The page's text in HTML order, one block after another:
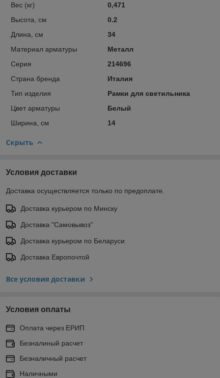
Вес (кг)
0,471
Высота, см
0.2
Длина, см
34
Материал арматуры
Металл
Серия
214696
Страна бренда
Италия
Тип изделия
Рамки для светильника
Цвет арматуры
Белый
Ширина, см
14
Скрыть
Условия доставки
Доставка осуществляется только по предоплате.
Доставка курьером по Минску
Доставка "Самовывоз"
Доставка курьером по Беларуси
Доставка Европочтой
Все условия доставки
Условия оплаты
Оплата через ЕРИП
Безналиный расчет
Безналичный расчет
Наличными